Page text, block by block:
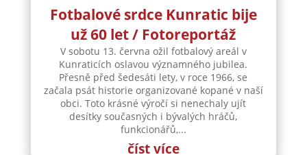
Fotbalové srdce Kunratic bije
už 60 let / Fotoreportáž
V sobotu 13. června ožil fotbalový areál v
Kunraticích oslavou významného jubilea.
Přesně před šedesáti lety, v roce 1966, se
začala psát historie organizované kopané v naší
obci. Toto krásné výročí si nenechaly ujít
desítky současných i bývalých hráčů,
funkcionářů,...
číst více